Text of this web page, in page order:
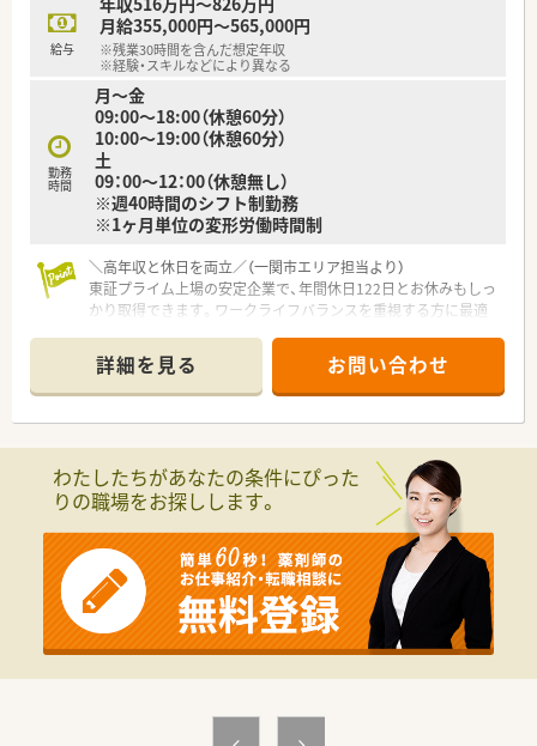
給与
月給355,000円～565,000円
※残業30時間を含んだ想定年収
※経験・スキルなどにより異なる
勤務
時間
月～金
09:00～18:00（休憩60分）
10:00～19:00（休憩60分）
土
09：00～12：00（休憩無し）
※週40時間のシフト制勤務
※1ヶ月単位の変形労働時間制
＼高年収と休日を両立／（一関市エリア担当より）
東証プライム上場の安定企業で、年間休日122日とお休みもしっ
かり取得できます。ワークライフバランスを重視する方に最適
＊------------------------------------------＊
【店舗情報と応需状況について】
■最寄り駅から徒歩約10分という好立地にあり、公共交通機関
■近隣にある地域基幹の総合病院から複数科目を応需しており、
1日の平均処方箋枚数は約80枚と深く学べる環境です。
■薬剤師5名と医療事務4名の手厚い人員体制を整備しているた
め、一人ひとりが落ち着いて日々の業務に取り組めます。
【法人特徴について】
■医療や介護など5つの事業を柱とした健康の総合商社として、
地域に住む人々の健康を包括的に支援している大手法人です。
■20年以上前から在宅医療の先駆けとして取り組み、豊富な対
応実績と独自のノウハウをしっかりと築き上げてきました。
■5年先を歩く薬局を目指し、ドライブスルー薬局の導入など、
詳細を見る お問い合わせ
わたしたちがあなたの条件にぴった
りの職場をお探しします。